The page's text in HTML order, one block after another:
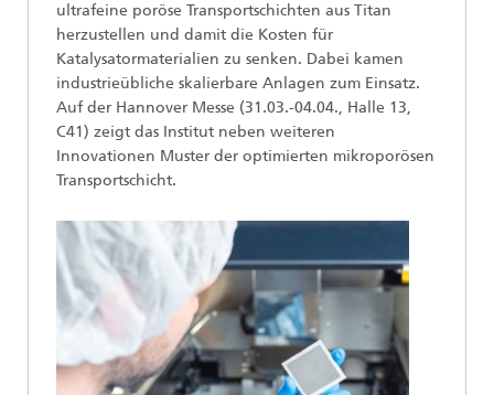
ultrafeine poröse Transportschichten aus Titan
herzustellen und damit die Kosten für
Katalysatormaterialien zu senken. Dabei kamen
industrieübliche skalierbare Anlagen zum Einsatz.
Auf der Hannover Messe (31.03.-04.04., Halle 13,
C41) zeigt das Institut neben weiteren
Innovationen Muster der optimierten mikroporösen
Transportschicht.